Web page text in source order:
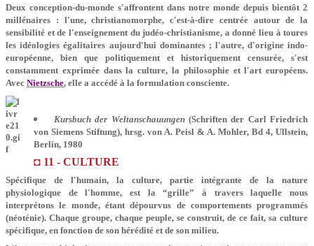
Deux conception-du-monde s'affrontent dans notre monde depuis bientôt 2
millénaires : l'une, christianomorphe, c'est-à-dire centrée autour de la
sensibilité et de l'enseignement du judéo-christianisme, a donné lieu à toures
les idéologies égalitaires aujourd'hui dominantes ; l'autre, d'origine indo-
européenne, bien que politiquement et historiquement censurée, s'est
constamment exprimée dans la culture, la philosophie et l'art européens.
AvecNietzsche, elle a accédé à la formulation consciente.
Kursbuch der Weltanschauungen(Schriften der Carl Friedrich
von Siemens Stiftung), hrsg. von A. Peisl & A. Mohler, Bd 4, Ullstein,
Berlin, 1980
◘ 11 - CULTURE
Spécifique de l'humain, la culture, partie intégrante de la nature
physiologique de l'homme, est la “grille” à travers laquelle nous
interprétons le monde, étant dépourvus de comportements programmés
(néoténie). Chaque groupe, chaque peuple, se construit, de ce fait, sa culture
spécifique, en fonction de son hérédité et de son milieu.